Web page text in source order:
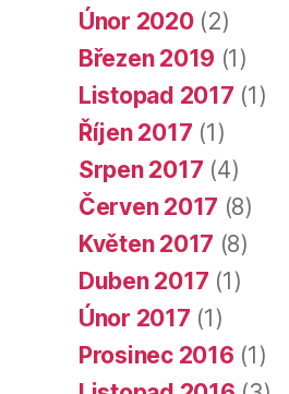
Únor 2020(2)
Březen 2019 (1)
Listopad 2017 (1)
Říjen 2017 (1)
Srpen 2017 (4)
Červen 2017 (8)
Květen 2017 (8)
Duben 2017 (1)
Únor 2017 (1)
Prosinec 2016 (1)